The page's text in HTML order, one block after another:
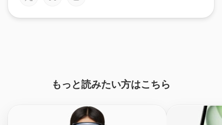
もっと読みたい方はこちら